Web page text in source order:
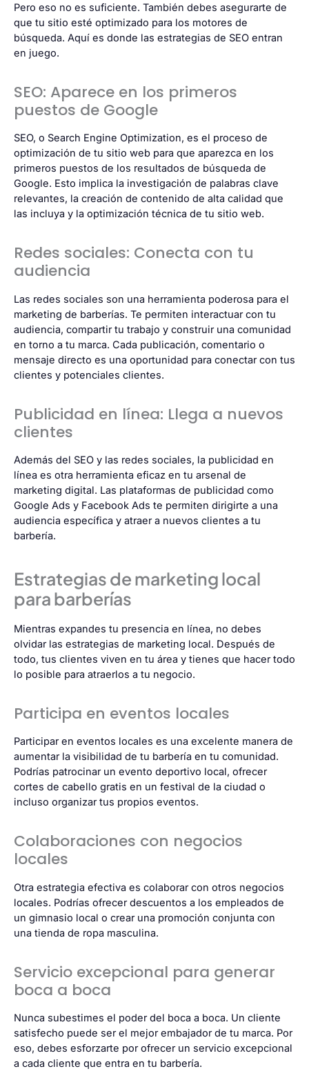
Pero eso no es suficiente. También debes asegurarte de
que tu sitio esté optimizado para los motores de
búsqueda. Aquí es donde las estrategias de SEO entran
en juego.
SEO: Aparece en los primeros
puestos de Google
SEO, o Search Engine Optimization, es el proceso de
optimización de tu sitio web para que aparezca en los
primeros puestos de los resultados de búsqueda de
Google. Esto implica la investigación de palabras clave
relevantes, la creación de contenido de alta calidad que
las incluya y la optimización técnica de tu sitio web.
Redes sociales: Conecta con tu
audiencia
Las redes sociales son una herramienta poderosa para el
marketing de barberías. Te permiten interactuar con tu
audiencia, compartir tu trabajo y construir una comunidad
en torno a tu marca. Cada publicación, comentario o
mensaje directo es una oportunidad para conectar con tus
clientes y potenciales clientes.
Publicidad en línea: Llega a nuevos
clientes
Además del SEO y las redes sociales, la publicidad en
línea es otra herramienta eficaz en tu arsenal de
marketing digital. Las plataformas de publicidad como
Google Ads y Facebook Ads te permiten dirigirte a una
audiencia específica y atraer a nuevos clientes a tu
barbería.
Estrategias de marketing local
para barberías
Mientras expandes tu presencia en línea, no debes
olvidar las estrategias de marketing local. Después de
todo, tus clientes viven en tu área y tienes que hacer todo
lo posible para atraerlos a tu negocio.
Participa en eventos locales
Participar en eventos locales es una excelente manera de
aumentar la visibilidad de tu barbería en tu comunidad.
Podrías patrocinar un evento deportivo local, ofrecer
cortes de cabello gratis en un festival de la ciudad o
incluso organizar tus propios eventos.
Colaboraciones con negocios
locales
Otra estrategia efectiva es colaborar con otros negocios
locales. Podrías ofrecer descuentos a los empleados de
un gimnasio local o crear una promoción conjunta con
una tienda de ropa masculina.
Servicio excepcional para generar
boca a boca
Nunca subestimes el poder del boca a boca. Un cliente
satisfecho puede ser el mejor embajador de tu marca. Por
eso, debes esforzarte por ofrecer un servicio excepcional
a cada cliente que entra en tu barbería.